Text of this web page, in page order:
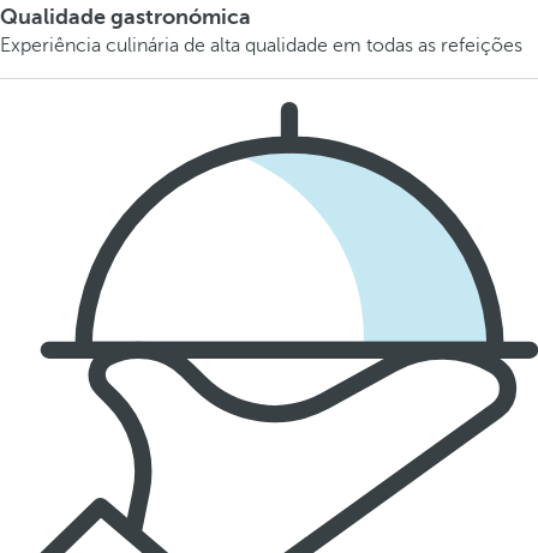
Qualidade gastronómica
Experiência culinária de alta qualidade em todas as refeições